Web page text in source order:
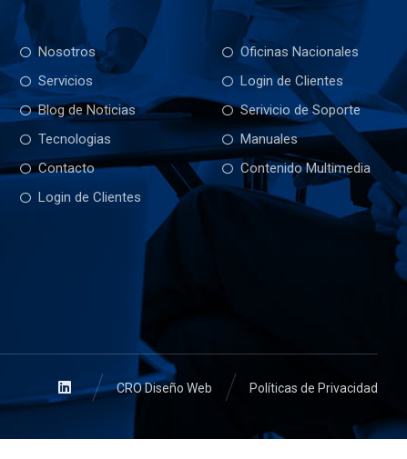
Nosotros
Servicios
Blog de Noticias
Tecnologias
Contacto
Login de Clientes
Oficinas Nacionales
Login de Clientes
Serivicio de Soporte
Manuales
Contenido Multimedia
Políticas de Privacidad
CRO Diseño Web